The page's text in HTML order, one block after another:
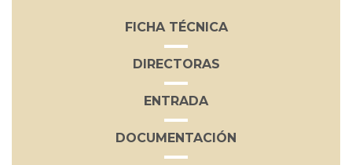
FICHA TÉCNICA
DIRECTORAS
ENTRADA
DOCUMENTACIÓN